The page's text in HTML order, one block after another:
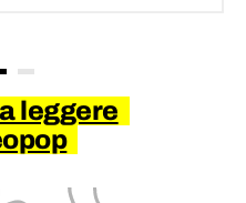
leggere